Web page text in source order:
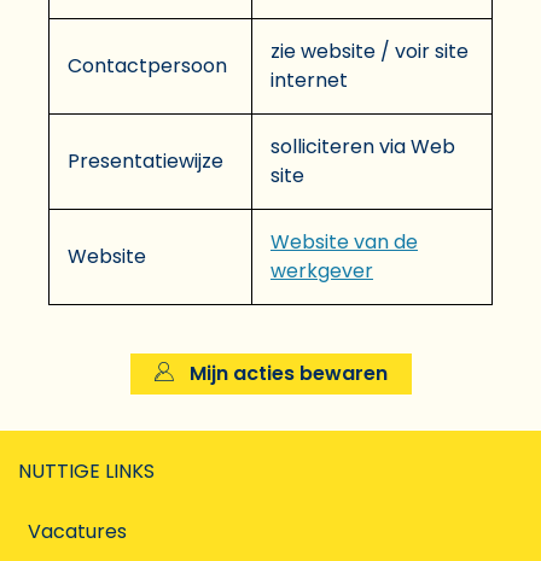
Contactpersoon
zie website / voir site
internet
Presentatiewijze
solliciteren via Web
site
Website
Website van de
werkgever
Mijn acties bewaren
NUTTIGE LINKS
Vacatures